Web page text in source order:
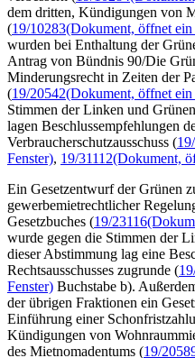
dem dritten, Kündigungen von
(19/10283(Dokument, öffnet ein
wurden bei Enthaltung der
Antrag von Bündnis 90/Die
Minderungsrecht in Zeiten der
(19/20542(Dokument, öffnet ein
Stimmen der Linken und
lagen Beschlussempfehlungen
Verbraucherschutzausschuss (
Fenster), 19/31112(Dokument,
Ein Gesetzentwurf der Grünen
gewerbemietrechtlicher
Gesetzbuches (19/23116
wurde gegen die Stimmen der
dieser Abstimmung lag eine
Rechtsausschusses zugrunde (
Fenster) Buchstabe b).
der übrigen Fraktionen ein
Einführung einer
Kündigungen von
des Mietnomadentums (19/